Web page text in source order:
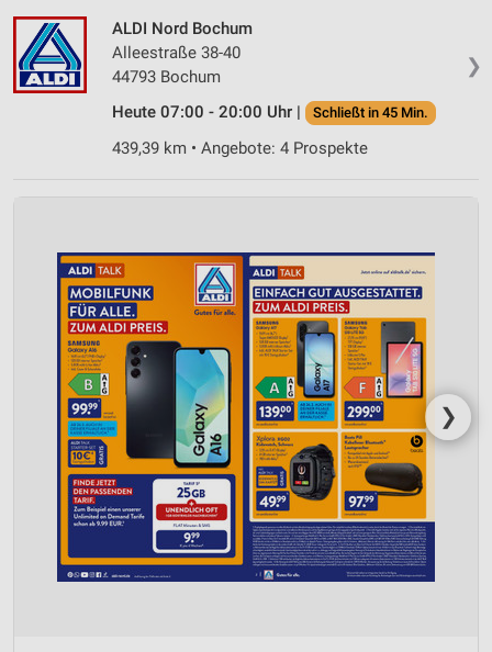
❯
ALDI Nord Bochum
Alleestraße 38-40
44793 Bochum
Heute 07:00 - 20:00 Uhr |
Schließt in 45 Min.
439,39 km • Angebote: 4 Prospekte
❯